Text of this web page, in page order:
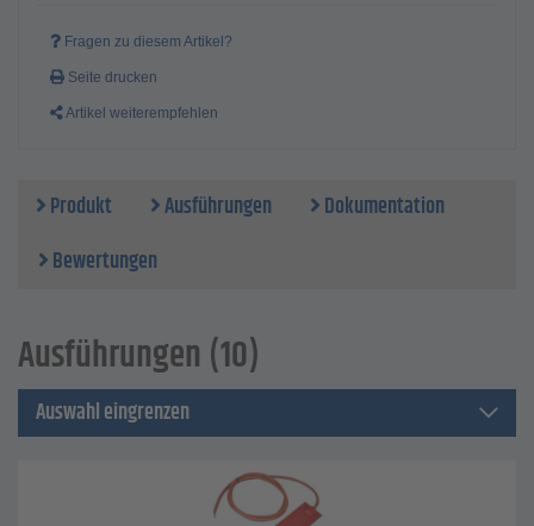
Fragen zu diesem Artikel?
Seite drucken
Artikel weiterempfehlen
Produkt Ausführungen
Dokumentation
Bewertungen
Ausführungen (10)
Auswahl eingrenzen